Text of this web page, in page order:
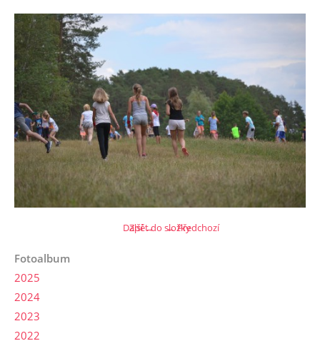
← Předchozí
Další →
Zpět do složky
Fotoalbum
2025
2024
2023
2022